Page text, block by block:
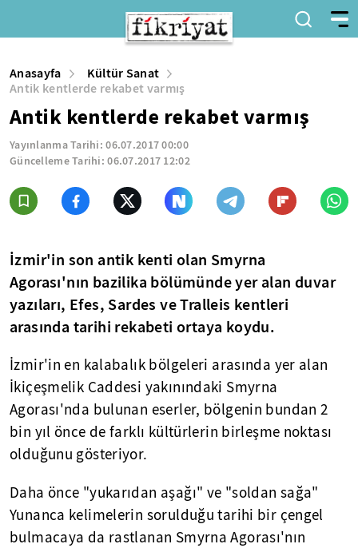
Anasayfa
Kültür Sanat
Antik kentlerde rekabet varmış
Antik kentlerde rekabet varmış
Yayınlanma Tarihi:06.07.2017 00:00
Güncelleme Tarihi:06.07.2017 12:02
İzmir'in son antik kenti olan Smyrna
Agorası'nın bazilika bölümünde yer alan duvar
yazıları, Efes, Sardes ve Tralleis kentleri
arasında tarihi rekabeti ortaya koydu.
İzmir'in en kalabalık bölgeleri arasında yer alan
İkiçeşmelik Caddesi yakınındaki Smyrna
Agorası'nda bulunan eserler, bölgenin bundan 2
bin yıl önce de farklı kültürlerin birleşme noktası
olduğunu gösteriyor.
Daha önce "yukarıdan aşağı" ve "soldan sağa"
Yunanca kelimelerin sorulduğu tarihi bir çengel
bulmacaya da rastlanan Smyrna Agorası'nın